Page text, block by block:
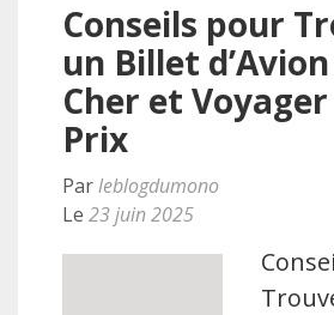
Conseils pour
un Billet
Cher et
Prix
Parleblogdumono
Le 23 juin 2025